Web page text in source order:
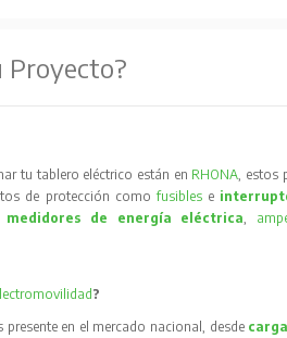
Proyecto?
tu tablero eléctrico están en RHONA, estos
de protección comofusibles e
medidores de energía eléctrica,
?
presente en el mercado nacional, desde